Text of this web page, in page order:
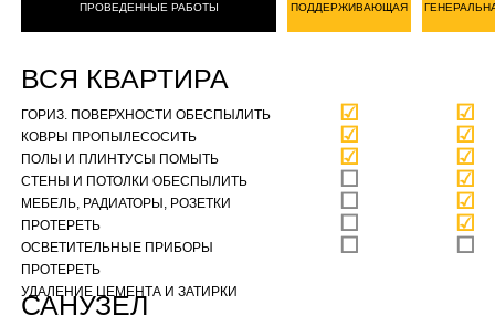
ГОРИЗ. ПОВЕРХНОСТИ ОБЕСПЫЛИТЬ
КОВРЫ ПРОПЫЛЕСОСИТЬ
ПОЛЫ И ПЛИНТУСЫ ПОМЫТЬ
СТЕНЫ И ПОТОЛКИ ОБЕСПЫЛИТЬ
МЕБЕЛЬ, РАДИАТОРЫ, РОЗЕТКИ
ПРОТЕРЕТЬ
ОСВЕТИТЕЛЬНЫЕ ПРИБОРЫ
ПРОТЕРЕТЬ
УДАЛЕНИЕ ЦЕМЕНТА И ЗАТИРКИ
ВСЯ КВАРТИРА
☑
☑
☑
☐
☐
☐
☐
САНУЗЕЛ
ПРОВЕДЕННЫЕ РАБОТЫ ПОДДЕРЖИВАЮЩАЯ
☑
☑
☑
☑
☑
☑
☐